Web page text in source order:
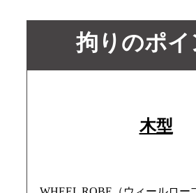
拘りのポイ
木型